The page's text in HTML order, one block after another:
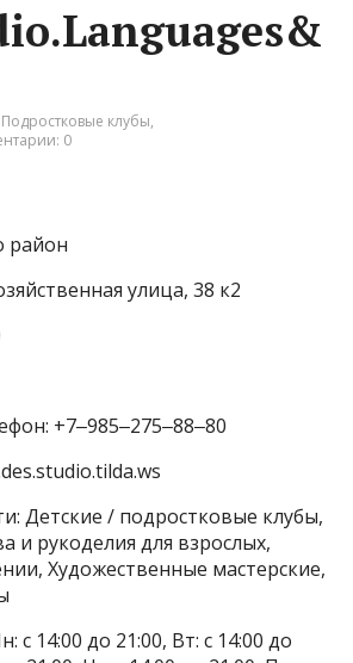
Подростковые клубы,
0
район
улица, 38 к2
+7‒985‒275‒88‒80
Детские / подростковые клубы,
и рукоделия для взрослых,
Художественные мастерские,
с 14:00 до 21:00, Вт: с 14:00 до